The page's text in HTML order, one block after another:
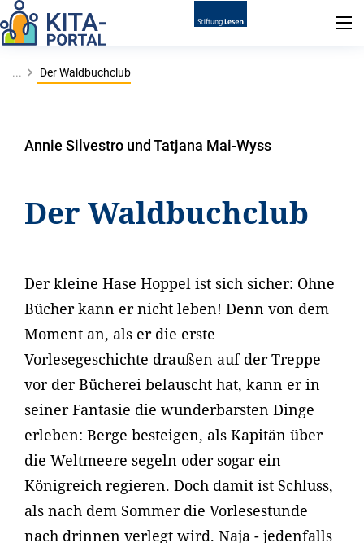
... Der Waldbuchclub
Annie Silvestro und Tatjana Mai-Wyss
Der Waldbuchclub
Der kleine Hase Hoppel ist sich sicher: Ohne
Bücher kann er nicht leben! Denn von dem
Moment an, als er die erste
Vorlesegeschichte draußen auf der Treppe
vor der Bücherei belauscht hat, kann er in
seiner Fantasie die wunderbarsten Dinge
erleben: Berge besteigen, als Kapitän über
die Weltmeere segeln oder sogar ein
Königreich regieren. Doch damit ist Schluss,
als nach dem Sommer die Vorlesestunde
nach drinnen verlegt wird. Naja - jedenfalls